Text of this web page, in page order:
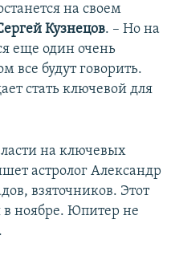
на своем
Кузнецов. – Но на
еще один очень
все будут говорить.
стать ключевой для
на ключевых
астролог Александр
взяточников. Этот
в ноябре. Юпитер не